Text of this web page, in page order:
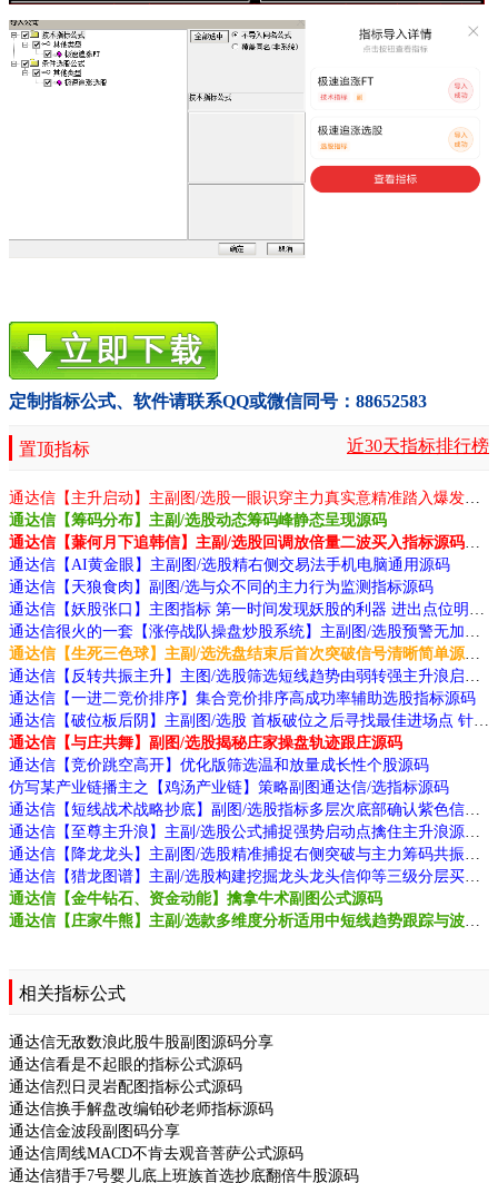
定制指标公式、软件请联系QQ或微信同号：88652583
置顶指标 近30天指标排行榜
通达信【筹码分布】主副/选股动态筹码峰静态呈现源码
通达信【AI黄金眼】主副图/选股精右侧交易法手机电脑通用源码
通达信【天狼食肉】副图/选与众不同的主力行为监测指标源码
通达信【一进二竞价排序】集合竞价排序高成功率辅助选股指标源码
通达信【与庄共舞】副图/选股揭秘庄家操盘轨迹跟庄源码
通达信【竞价跳空高开】优化版筛选温和放量成长性个股源码
仿写某产业链播主之【鸡汤产业链】策略副图通达信/选指标源码
通达信【金牛钻石、资金动能】擒拿牛术副图公式源码
相关指标公式
通达信无敌数浪此股牛股副图源码分享
通达信看是不起眼的指标公式源码
通达信烈日灵岩配图指标公式源码
通达信换手解盘改编铂砂老师指标源码
通达信金波段副图码分享
通达信周线MACD不肯去观音菩萨公式源码
通达信猎手7号婴儿底上班族首选抄底翻倍牛股源码